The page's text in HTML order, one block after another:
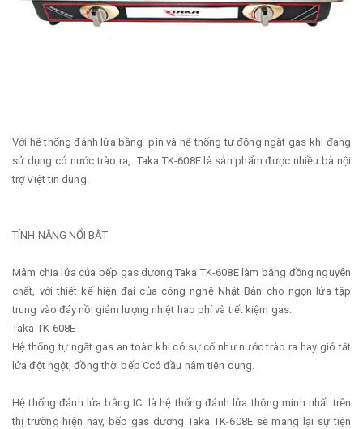
Với hệ thống đánh lửa bằng pin và hệ thống tự động ngắt gas khi đang
sử dụng có nước trào ra, Taka TK-608E là sản phẩm được nhiều bà nội
trợ Việt tin dùng.
TÍNH NĂNG NỔI BẬT
Mâm chia lửa của bếp gas dương Taka TK-608E làm bằng đồng nguyên
chất, với thiết kế hiện đại của công nghệ Nhật Bản cho ngọn lửa tập
trung vào đáy nồi giảm lượng nhiệt hao phí và tiết kiệm gas.
Taka TK-608E
Hệ thống tự ngắt gas an toàn khi có sự cố như nước trào ra hay gió tắt
lửa đột ngột, đồng thời bếp Ccó đầu hâm tiện dụng.
Hệ thống đánh lửa bằng IC: là hệ thống đánh lửa thông minh nhất trên
thị trường hiện nay, bếp gas dương Taka TK-608E sẽ mang lại sự tiện